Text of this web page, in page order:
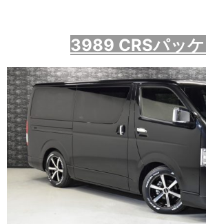
3989 CRSパッ